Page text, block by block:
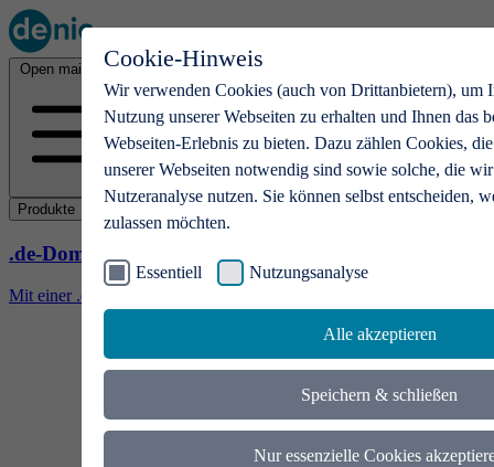
Cookie-Hinweis
Wir verwenden Cookies (auch von Drittanbietern), um
Nutzung unserer Webseiten zu erhalten und Ihnen das
Webseiten-Erlebnis zu bieten. Dazu zählen Cookies,
unserer Webseiten notwendig sind sowie solche, die
Nutzeranalyse nutzen. Sie können selbst entscheiden,
zulassen möchten.
Essentiell Nutzungsanalyse
Alle akzeptieren
Speichern & schließen
Nur essenzielle Cookies
Open main menu
Produkte
.de-Domains
Mit einer .de-Domain erhalten Ideen eine Bühne